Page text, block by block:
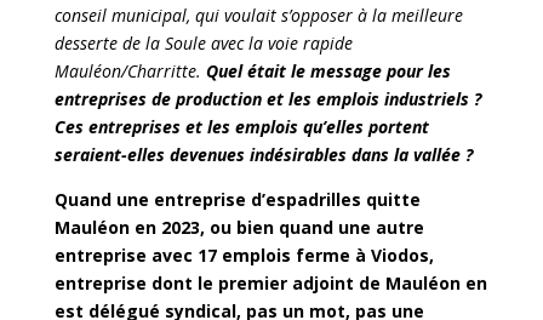
conseil municipal, qui voulait s’opposer à la meilleure
desserte de la Soule avec la voie rapide
Mauléon/Charritte. Quel était le message pour les
entreprises de production et les emplois industriels ?
Ces entreprises et les emplois qu’elles portent
seraient-elles devenues indésirables dans la vallée ?
Quand une entreprise d’espadrilles quitte
Mauléon en 2023, ou bien quand une autre
entreprise avec 17 emplois ferme à Viodos,
entreprise dont le premier adjoint de Mauléon en
est délégué syndical, pas un mot, pas une